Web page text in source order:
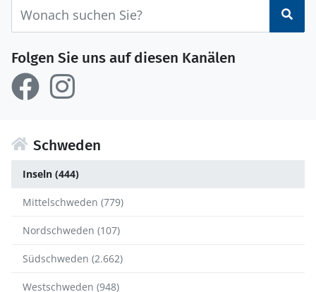
Folgen Sie uns auf diesen Kanälen
Schweden
Inseln (444)
Mittelschweden (779)
Nordschweden (107)
Südschweden (2.662)
Westschweden (948)